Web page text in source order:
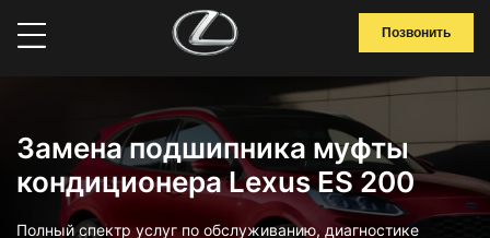
Позвонить
Замена подшипника муфты
кондиционера Lexus ES 200
Полный спектр услуг по обслуживанию, диагностике